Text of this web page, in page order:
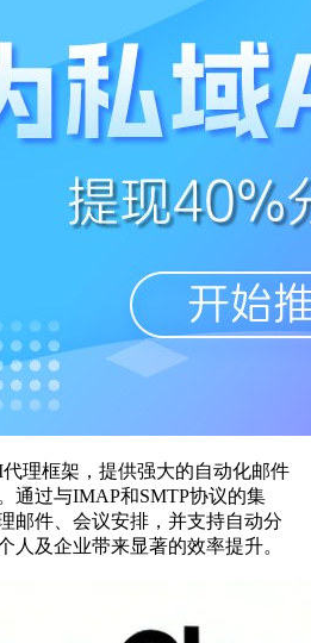
理框架，提供强大的自动化邮件
通过与IMAP和SMTP协议的集
邮件、会议安排，并支持自动分
人及企业带来显著的效率提升。